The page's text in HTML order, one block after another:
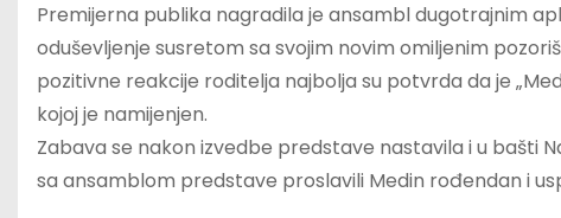
Premijerna publika nagradila je ansambl dugotrajnim
oduševljenje susretom sa svojim novim omiljenim
pozitivne reakcije roditelja najbolja su potvrda da je
kojoj je namijenjen.
Zabava se nakon izvedbe predstave nastavila i u bašti
sa ansamblom predstave proslavili Medin rođendan i